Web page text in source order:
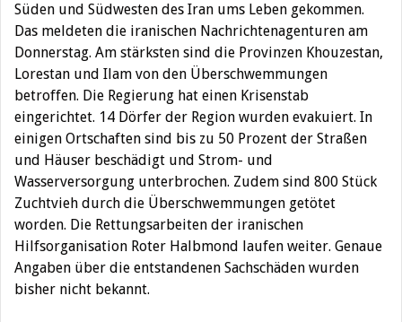
Süden und Südwesten des Iran ums Leben gekommen.
Das meldeten die iranischen Nachrichtenagenturen am
Donnerstag. Am stärksten sind die Provinzen Khouzestan,
Lorestan und Ilam von den Überschwemmungen
betroffen. Die Regierung hat einen Krisenstab
eingerichtet. 14 Dörfer der Region wurden evakuiert. In
einigen Ortschaften sind bis zu 50 Prozent der Straßen
und Häuser beschädigt und Strom- und
Wasserversorgung unterbrochen. Zudem sind 800 Stück
Zuchtvieh durch die Überschwemmungen getötet
worden. Die Rettungsarbeiten der iranischen
Hilfsorganisation Roter Halbmond laufen weiter. Genaue
Angaben über die entstandenen Sachschäden wurden
bisher nicht bekannt.